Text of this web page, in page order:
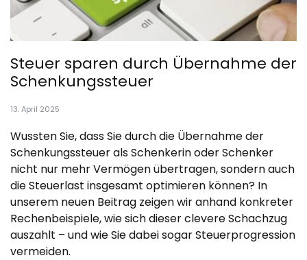
Steuer sparen durch Übernahme der
Schenkungssteuer
13. April 2025
Wussten Sie, dass Sie durch die Übernahme der
Schenkungssteuer als Schenkerin oder Schenker
nicht nur mehr Vermögen übertragen, sondern auch
die Steuerlast insgesamt optimieren können? In
unserem neuen Beitrag zeigen wir anhand konkreter
Rechenbeispiele, wie sich dieser clevere Schachzug
auszahlt – und wie Sie dabei sogar Steuerprogression
vermeiden.